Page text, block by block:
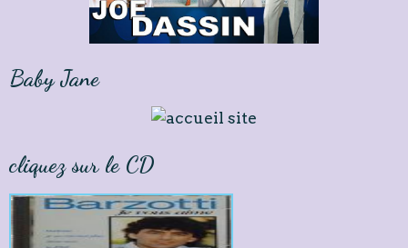
Baby Jane
cliquez sur le CD